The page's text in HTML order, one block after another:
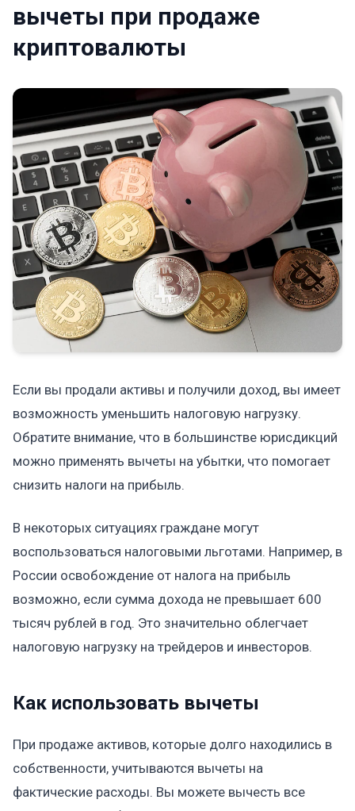
вычеты при продаже
криптовалюты
Если вы продали активы и получили доход, вы имеет
возможность уменьшить налоговую нагрузку.
Обратите внимание, что в большинстве юрисдикций
можно применять вычеты на убытки, что помогает
снизить налоги на прибыль.
В некоторых ситуациях граждане могут
воспользоваться налоговыми льготами. Например, в
России освобождение от налога на прибыль
возможно, если сумма дохода не превышает 600
тысяч рублей в год. Это значительно облегчает
налоговую нагрузку на трейдеров и инвесторов.
Как использовать вычеты
При продаже активов, которые долго находились в
собственности, учитываются вычеты на
фактические расходы. Вы можете вычесть все